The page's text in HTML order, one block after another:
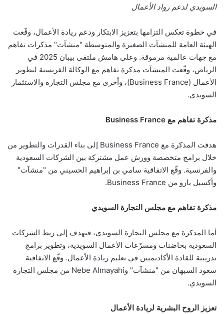
السويدي لدعم رواد الأعمال
في خطوة تعكس التزامها بتعزيز الابتكار ودعم ريادة الأعمال، وقّعت
الهيئة العامة للمنشآت الصغيرة والمتوسطة "منشآت" مذكرات تفاهم
مع جهات عالمية مرموقة. وعلى هامش ملتقى بيبان 2025 في
الرياض، وقّعت المنشآت مذكرة تفاهم مع الوكالة الفرنسية لتطوير
الأعمال (Business France)، وأخرى مع مجلس التجارة والاستثمار
السويدي.
مذكرة تفاهم مع Business France
هدفت المذكرة مع Business France إلى بناء القدرات والتطوير من
خلال برامج متخصصة وورش عمل مشتركة بين الشركات السعودية
والفرنسية. وقّع الاتفاقية سامي بن إبراهيم الحسيني من "منشآت"
وأكسيل بارو من Business France.
مذكرة تفاهم مع مجلس التجارة السويدي
أما المذكرة مع مجلس التجارة السويدي، فتهدف إلى ربط الشركات
السعودية بحاضنات ومسرّعات الأعمال السويدية، وتطوير برامج
تدريبية للقادة الأكاديميين في تعليم ريادة الأعمال. وقّع الاتفاقية
سعود السبهان من "منشآت" وNebe Almayahi من مجلس التجارة
السويدي.
تعزيز الروح البشرية لريادة الأعمال